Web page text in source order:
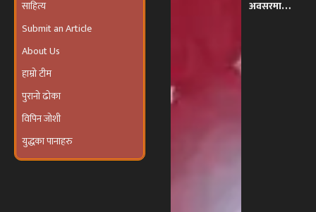
हाम्रो टीम
पुरानो ढोका
विपिन जोशी
इजरायलमा